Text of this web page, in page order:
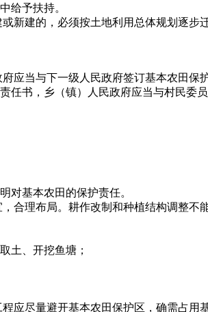
给予扶持。
新建的，必须按土地利用总体规划逐步
应当与下一级人民政府签订基本农田保
任书，乡（镇）人民政府应当与村民委
对基本农田的保护责任。
合理布局。耕作改制和种植结构调整不
土、开挖鱼塘；
应尽量避开基本农田保护区，确需占用